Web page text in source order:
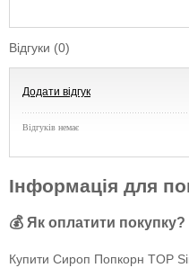
Відгуки (0)
Додати відгук
Відгуків немає
Інформація для
💰 Як оплатити покупку?
Купити Сироп Попкорн TOP